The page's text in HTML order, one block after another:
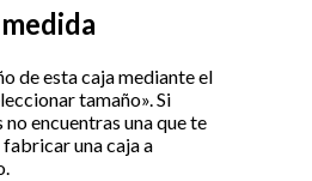
de esta caja mediante el
tamaño». Si
encuentras una que te
una caja a